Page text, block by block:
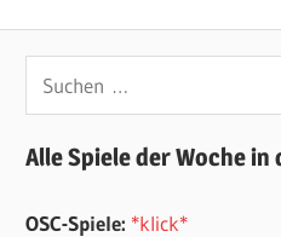
Alle Spiele der Woche
OSC-Spiele: *klick*